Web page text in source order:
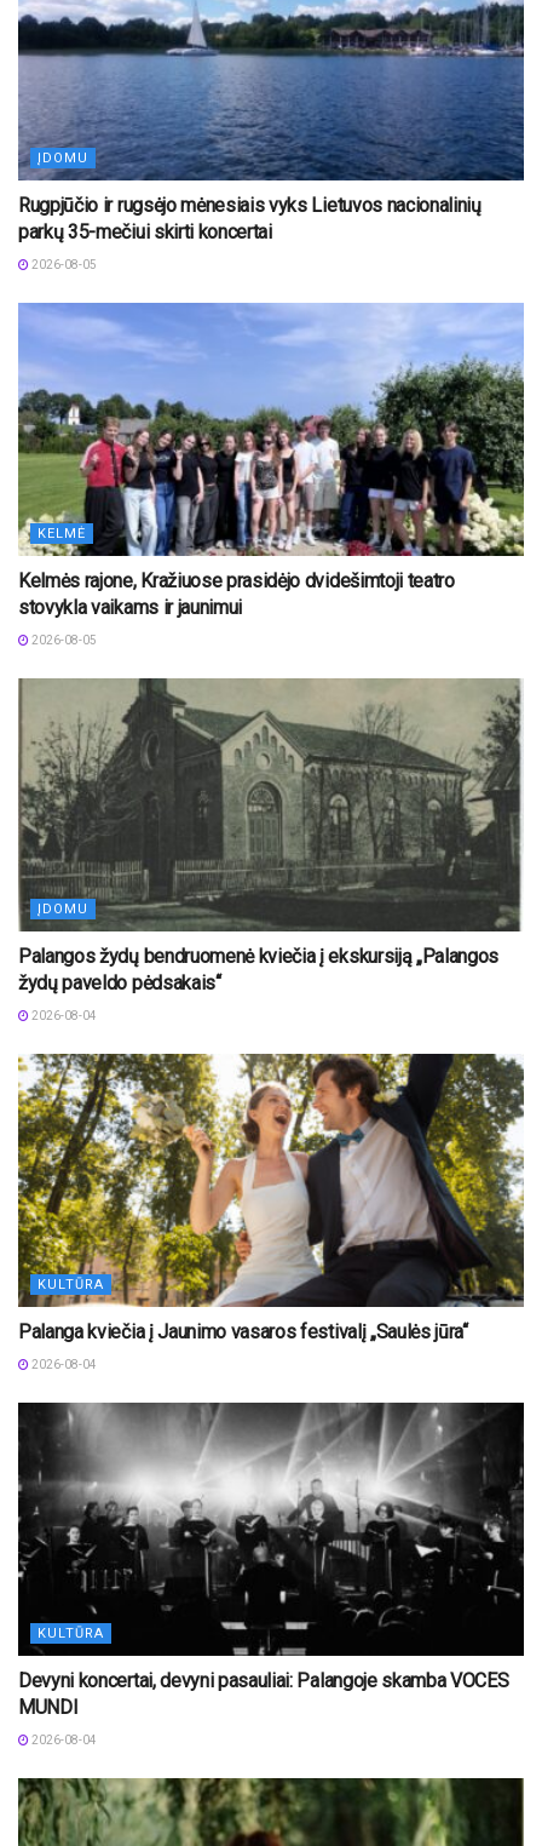
ĮDOMU
Rugpjūčio ir rugsėjo mėnesiais vyks Lietuvos nacionalinių
parkų 35-mečiui skirti koncertai
2026-08-05
KELMĖ
Kelmės rajone, Kražiuose prasidėjo dvidešimtoji teatro
stovykla vaikams ir jaunimui
2026-08-05
ĮDOMU
Palangos žydų bendruomenė kviečia į ekskursiją „Palangos
žydų paveldo pėdsakais“
2026-08-04
KULTŪRA
Palanga kviečia į Jaunimo vasaros festivalį „Saulės jūra“
2026-08-04
KULTŪRA
Devyni koncertai, devyni pasauliai: Palangoje skamba VOCES
MUNDI
2026-08-04